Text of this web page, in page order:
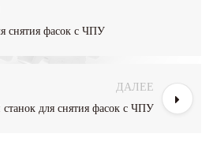
снятия фасок с ЧПУ
ДАЛЕЕ
для снятия фасок с ЧПУ